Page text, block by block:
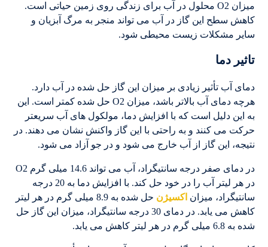
میزان O2 محلول در آب برای زندگی روی زمین حیاتی است.
کاهش سطح این گاز در آب می تواند منجر به مرگ آبزیان و
سایر مشکلات زیست محیطی شود.
تاثیر دما
دمای آب تأثیر زیادی بر میزان این گاز حل شده در آب دارد.
هرچه دمای آب بالاتر باشد، میزان O2 حل شده کمتر است. این
به این دلیل است که با افزایش دما، مولکول های آب سریعتر
حرکت می کنند و به راحتی با این گاز واکنش نشان می دهند. در
نتیجه، این گاز از آب خارج می شود و در جو آزاد می شود.
در دمای صفر درجه سانتیگراد، آب می تواند 14.6 میلی گرم O2
در هر لیتر آب را در خود حل کند. با افزایش دما به 20 درجه
سانتیگراد، میزان اکسیژن
حل شده به 8.9 میلی گرم در هر لیتر
کاهش می یابد. در دمای 30 درجه سانتیگراد، میزان این گاز حل
شده به 6.8 میلی گرم در هر لیتر کاهش می یابد.